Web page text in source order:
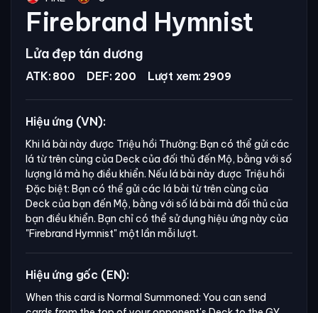
Firebrand Hymnist
Lửa đẹp tán dương
ATK: 800 DEF: 200 Lượt xem: 2909
Hiệu ứng (VN):
Khi lá bài này được Triệu hồi Thường: Bạn có thể gửi các
lá từ trên cùng của Deck của đối thủ đến Mộ, bằng với số
lượng lá mà họ điều khiển. Nếu lá bài này được Triệu hồi
Đặc biệt: Bạn có thể gửi các lá bài từ trên cùng của
Deck của bạn đến Mộ, bằng với số lá bài mà đối thủ của
bạn điều khiển. Bạn chỉ có thể sử dụng hiệu ứng này của
"Firebrand Hymnist"một lần mỗi lượt.
Hiệu ứng gốc (EN):
When this card is Normal Summoned: You can send